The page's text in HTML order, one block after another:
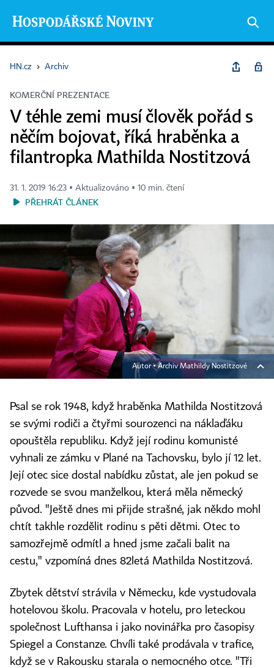
HN.cz › Archiv
KOMERČNÍ PREZENTACE
V téhle zemi musí člověk pořád s
něčím bojovat, říká hraběnka a
filantropka Mathilda Nostitzová
31. 1. 2019 16:23 ▪ Aktualizováno ▪ 10 min. čtení
PŘEHRÁT ČLÁNEK
Autor ▪Archiv Mathildy Nostitzové
Psal se rok 1948, když hraběnka Mathilda Nostitzová
se svými rodiči a čtyřmi sourozenci na náklaďáku
opouštěla republiku. Když její rodinu komunisté
vyhnali ze zámku v Plané na Tachovsku, bylo jí 12 let.
Její otec sice dostal nabídku zůstat, ale jen pokud se
rozvede se svou manželkou, která měla německý
původ. "Ještě dnes mi přijde strašné, jak někdo mohl
chtít takhle rozdělit rodinu s pěti dětmi. Otec to
samozřejmě odmítl a hned jsme začali balit na
cestu," vzpomíná dnes 82letá Mathilda Nostitzová.
Zbytek dětství strávila v Německu, kde vystudovala
hotelovou školu. Pracovala v hotelu, pro leteckou
společnost Lufthansa i jako novinářka pro časopisy
Spiegel a Constanze. Chvíli také prodávala v trafice,
když se v Rakousku starala o nemocného otce. "Tři